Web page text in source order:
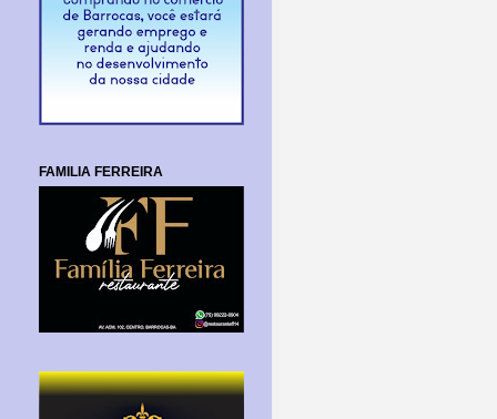
FAMILIA FERREIRA